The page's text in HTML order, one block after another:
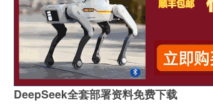
DeepSeek全套部署资料免费下载